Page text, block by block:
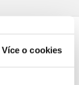
Více o cookies